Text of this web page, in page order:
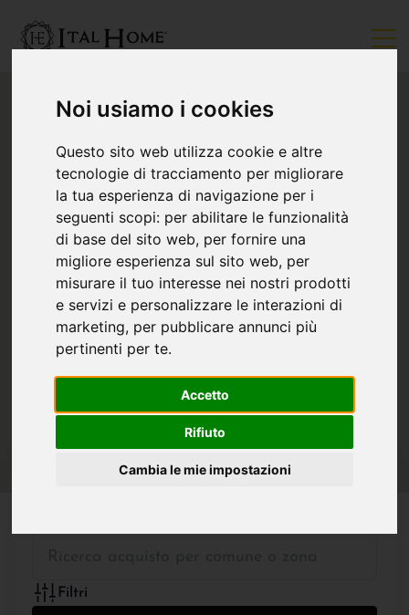
Noi usiamo i cookies
Questo sito web utilizza cookie e altre
tecnologie di tracciamento per migliorare
la tua esperienza di navigazione per i
seguenti scopi: per abilitare le funzionalità
di base del sito web, per fornire una
migliore esperienza sul sito web, per
misurare il tuo interesse nei nostri prodotti
e servizi e personalizzare le interazioni di
marketing, per pubblicare annunci più
pertinenti per te.
Accetto
Rifiuto
Cambia le mie impostazioni
Filtri